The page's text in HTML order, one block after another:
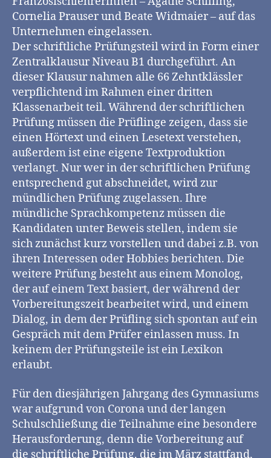
Cornelia Prauser und Beate Widmaier – auf das
Unternehmen eingelassen.
Der schriftliche Prüfungsteil wird in Form einer
Zentralklausur Niveau B1 durchgeführt. An
dieser Klausur nahmen alle 66 Zehntklässler
verpflichtend im Rahmen einer dritten
Klassenarbeit teil. Während der schriftlichen
Prüfung müssen die Prüflinge zeigen, dass sie
einen Hörtext und einen Lesetext verstehen,
außerdem ist eine eigene Textproduktion
verlangt. Nur wer in der schriftlichen Prüfung
entsprechend gut abschneidet, wird zur
mündlichen Prüfung zugelassen. Ihre
mündliche Sprachkompetenz müssen die
Kandidaten unter Beweis stellen, indem sie
sich zunächst kurz vorstellen und dabei z.B. von
ihren Interessen oder Hobbies berichten. Die
weitere Prüfung besteht aus einem Monolog,
der auf einem Text basiert, der während der
Vorbereitungszeit bearbeitet wird, und einem
Dialog, in dem der Prüfling sich spontan auf ein
Gespräch mit dem Prüfer einlassen muss. In
keinem der Prüfungsteile ist ein Lexikon
erlaubt.
Für den diesjährigen Jahrgang des Gymnasiums
war aufgrund von Corona und der langen
Schulschließung die Teilnahme eine besondere
Herausforderung, denn die Vorbereitung auf
die schriftliche Prüfung, die im März stattfand,